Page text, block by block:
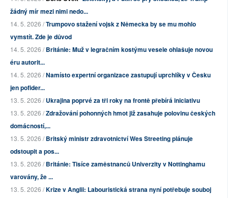
žádný mír mezi nimi nedo...
14. 5. 2026 /Trumpovo stažení vojsk z Německa by se mu mohlo
vymstít. Zde je důvod
14. 5. 2026 /Británie: Muž v legračním kostýmu vesele ohlašuje novou
éru autorit...
14. 5. 2026 /Namísto expertní organizace zastupují uprchlíky v Česku
jen pofider...
13. 5. 2026 /Ukrajina poprvé za tři roky na frontě přebírá iniciativu
13. 5. 2026 /Zdražování pohonných hmot již zasahuje polovinu českých
domácností,...
13. 5. 2026 /Britský ministr zdravotnictví Wes Streeting plánuje
odstoupit a pos...
13. 5. 2026 /Británie: Tisíce zaměstnanců Univerzity v Nottinghamu
varovány, že ...
13. 5. 2026 /Krize v Anglii: Labouristická strana nyní potřebuje souboj